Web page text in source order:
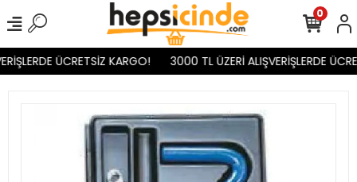
ÜCRETSİZ KARGO! 3000 TL ÜZERİ ALIŞVERİŞLERDE
0